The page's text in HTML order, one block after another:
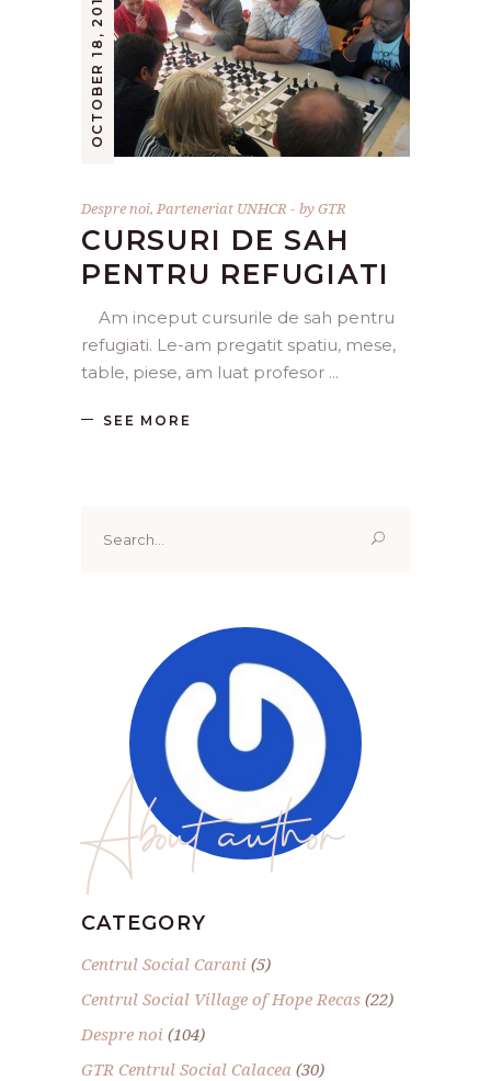
OCTOBER 18, 2011
Despre noi, Parteneriat UNHCR byGTR
CURSURI DE SAH
PENTRU REFUGIATI
Am inceput cursurile de sah pentru
refugiati. Le-am pregatit spatiu, mese,
table, piese, am luat profesor
SEE MORE
for:
About author
CATEGORY
Centrul Social Carani (5)
Centrul Social Village of Hope Recas (22)
Despre noi (104)
GTR Centrul Social Calacea (30)